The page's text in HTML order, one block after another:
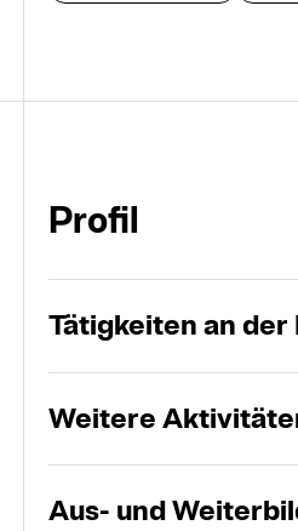
Personen und Teams
Profil
Tätigkeiten an der
Weitere
Aus- und